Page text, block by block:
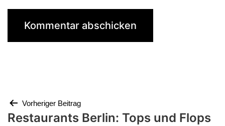
Beitragsnavigation
Vorheriger Beitrag
Restaurants Berlin: Tops und Flops